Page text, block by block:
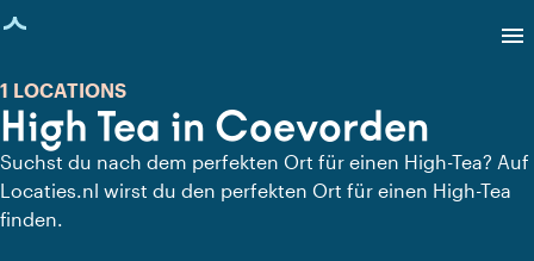
geladen
menu
High Tea in Coevorden
1 LOCATIONS
Suchst du nach dem perfekten Ort für einen High-Tea? Auf
Locaties.nl wirst du den perfekten Ort für einen High-Tea
finden.